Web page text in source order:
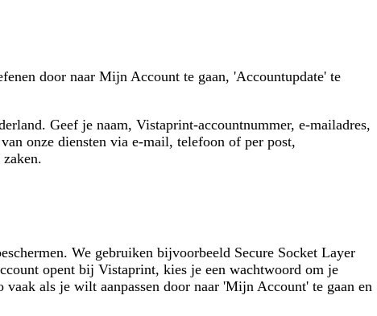
door naar Mijn Account te gaan, 'Accountupdate' te
Geef je naam, Vistaprint-accountnummer, e-mailadres,
onze diensten via e-mail, telefoon of per post,
We gebruiken bijvoorbeeld Secure Socket Layer
opent bij Vistaprint, kies je een wachtwoord om je
als je wilt aanpassen door naar 'Mijn Account' te gaan en